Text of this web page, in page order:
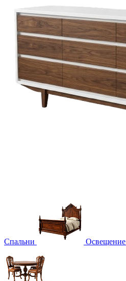
Спальни Освещение